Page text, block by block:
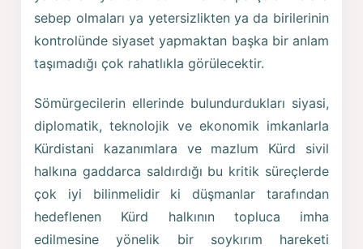
sebep olmaları ya yetersizlikten ya da birilerinin
kontrolünde siyaset yapmaktan başka bir anlam
taşımadığı çok rahatlıkla görülecektir.
Sömürgecilerin ellerinde bulundurdukları siyasi,
diplomatik, teknolojik ve ekonomik imkanlarla
Kürdistani kazanımlara ve mazlum Kürd sivil
halkına gaddarca saldırdığı bu kritik süreçlerde
çok iyi bilinmelidir ki düşmanlar tarafından
hedeflenen Kürd halkının topluca imha
edilmesine yönelik bir soykırım hareketi